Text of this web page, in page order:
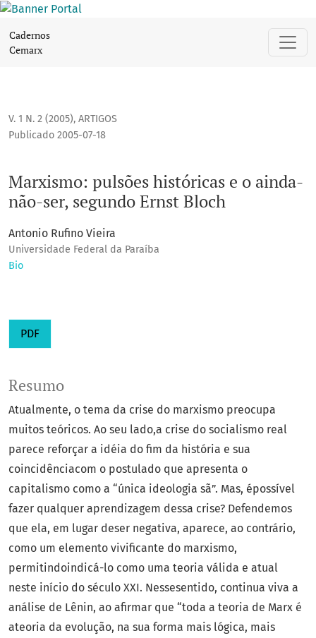
Cadernos
Cemarx
V. 1 N. 2 (2005), ARTIGOS
Marxismo: pulsões históricas e o ainda-
não-ser, segundo Ernst Bloch
Publicado 2005-07-18
Antonio Rufino Vieira
Universidade Federal da Paraíba
Bio
PDF
Resumo
Atualmente, o tema da crise do marxismo preocupa
muitos teóricos. Ao seu lado,a crise do socialismo real
parece reforçar a idéia do fim da história e sua
coincidênciacom o postulado que apresenta o
capitalismo como a “única ideologia sã”. Mas, épossível
fazer qualquer aprendizagem dessa crise? Defendemos
que ela, em lugar deser negativa, aparece, ao contrário,
como um elemento vivificante do marxismo,
permitindoindicá-lo como uma teoria válida e atual
neste início do século XXI. Nessesentido, continua viva a
análise de Lênin, ao afirmar que “toda a teoria de Marx é
ateoria da evolução, na sua forma mais lógica, mais